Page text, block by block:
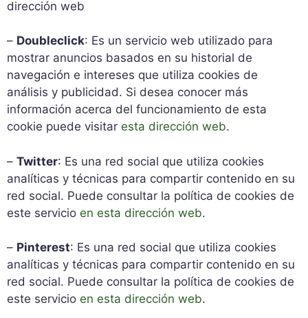
dirección web
– Doubleclick: Es un servicio web utilizado para
mostrar anuncios basados en su historial de
navegación e intereses que utiliza cookies de
análisis y publicidad. Si desea conocer más
información acerca del funcionamiento de esta
cookie puede visitar esta dirección web.
– Twitter: Es una red social que utiliza cookies
analíticas y técnicas para compartir contenido en su
red social. Puede consultar la política de cookies de
este servicio en esta dirección web.
– Pinterest: Es una red social que utiliza cookies
analíticas y técnicas para compartir contenido en su
red social. Puede consultar la política de cookies de
este servicio en esta dirección web.